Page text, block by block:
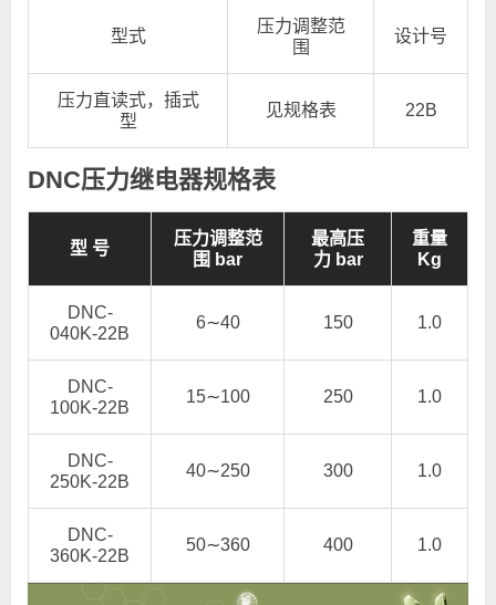
型式
压力调整范
围
设计号
压力直读式，插式
型
见规格表 22B
DNC压力继电器规格表
型 号
压力调整范
围 bar
最高压
力 bar
重量
Kg
DNC-
040K-22B
6∼40 150 1.0
DNC-
100K-22B
15∼100 250 1.0
DNC-
250K-22B
40∼250 300 1.0
DNC-
360K-22B
50∼360 400 1.0